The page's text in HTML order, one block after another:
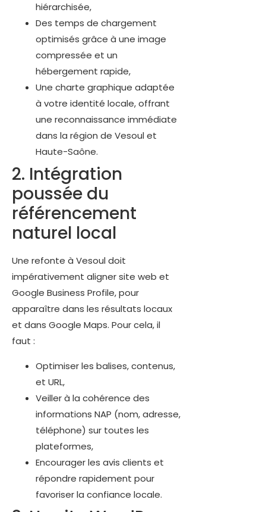
hiérarchisée,
Des temps de chargement
optimisés grâce à une image
compressée et un
hébergement rapide,
Une charte graphique adaptée
à votre identité locale, offrant
une reconnaissance immédiate
dans la région de Vesoul et
Haute-Saône.
2. Intégration
poussée du
référencement
naturel local
Une refonte à Vesoul doit
impérativement aligner site web et
Google Business Profile, pour
apparaître dans les résultats locaux
et dans Google Maps. Pour cela, il
faut :
Optimiser les balises, contenus,
et URL,
Veiller à la cohérence des
informations NAP (nom, adresse,
téléphone) sur toutes les
plateformes,
Encourager les avis clients et
répondre rapidement pour
favoriser la confiance locale.